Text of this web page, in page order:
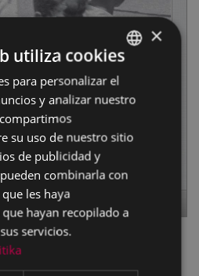
of48
document, 2.85 MB (2984690
BASQUE
SPANISH
×
utiliza cookies
para personalizar el
y analizar nuestro
su uso de nuestro sitio
de publicidad y
combinarla con
les haya
hayan recopilado a
servicios.